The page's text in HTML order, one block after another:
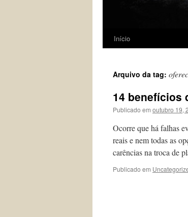
Início
Arquivo da tag:
14 benefícios
Publicado em outubro 19,
Ocorre que há falhas
reais e nem todas as
carências na troca de
Publicado em